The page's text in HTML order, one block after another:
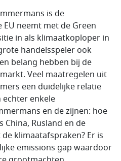
is de
neemt met de Green
in als klimaatkoploper in
handelsspeler ook
belang hebben bij de
Veel maatregelen uit
een duidelijke relatie
echter enkele
en de zijnen: hoe
Rusland en de
klimaatafspraken? Er is
emissions gap waardoor